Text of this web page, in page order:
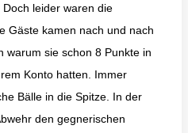
leider waren die
Gäste kamen nach und nach
warum sie schon 8 Punkte in
Konto hatten. Immer
Bälle in die Spitze. In der
den gegnerischen